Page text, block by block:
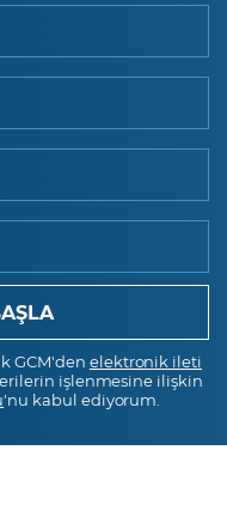
GCM'den elektronik ileti
işlenmesine ilişkin
'nu kabul ediyorum.